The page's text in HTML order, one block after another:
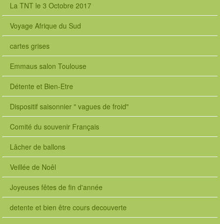
La TNT le 3 Octobre 2017
Voyage Afrique du Sud
cartes grises
Emmaus salon Toulouse
Détente et Bien-Etre
Dispositif saisonnier " vagues de froid"
Comité du souvenir Français
Lâcher de ballons
Veillée de Noêl
Joyeuses fêtes de fin d'année
detente et bien être cours decouverte